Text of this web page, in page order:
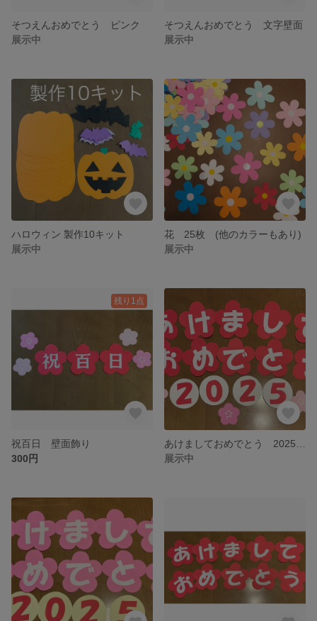
そつえんおめでとう ピンク
展示中
そつえんおめでとう 文字壁面
展示中
ハロウィン 製作10キット
展示中
花 25枚 (他のカラーもあり)
展示中
残り1点
祝百日 壁面飾り
300円
展示中